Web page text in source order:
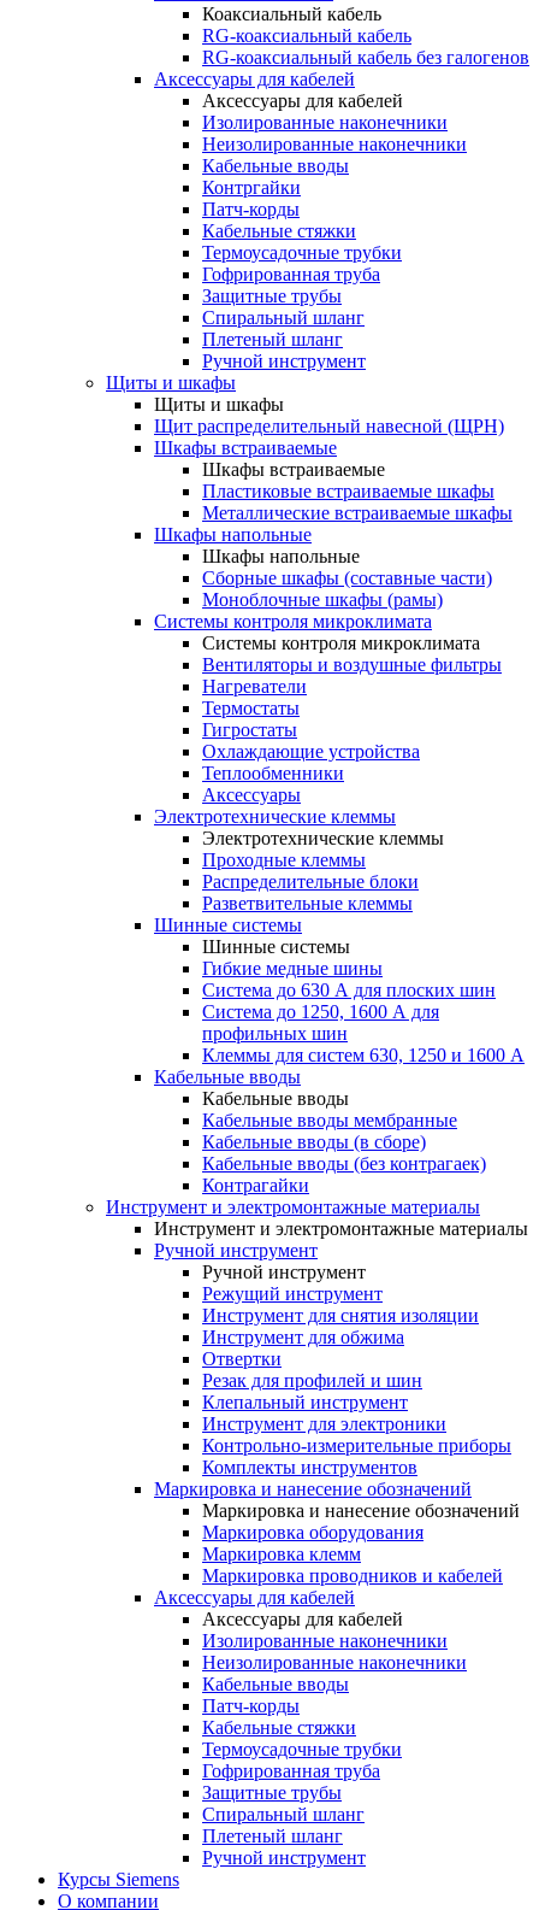
Коаксиальный кабель
RG-коаксиальный кабель
RG-коаксиальный кабель без галогенов
Аксессуары для кабелей
Аксессуары для кабелей
Изолированные наконечники
Неизолированные наконечники
Кабельные вводы
Контргайки
Патч-корды
Кабельные стяжки
Термоусадочные трубки
Гофрированная труба
Защитные трубы
Спиральный шланг
Плетеный шланг
Ручной инструмент
Щиты и шкафы
Щиты и шкафы
Щит распределительный навесной (ЩРН)
Шкафы встраиваемые
Шкафы встраиваемые
Пластиковые встраиваемые шкафы
Металлические встраиваемые шкафы
Шкафы напольные
Шкафы напольные
Сборные шкафы (составные части)
Моноблочные шкафы (рамы)
Системы контроля микроклимата
Системы контроля микроклимата
Вентиляторы и воздушные фильтры
Нагреватели
Термостаты
Гигростаты
Охлаждающие устройства
Теплообменники
Аксессуары
Электротехнические клеммы
Электротехнические клеммы
Проходные клеммы
Распределительные блоки
Разветвительные клеммы
Шинные системы
Шинные системы
Гибкие медные шины
Система до 630 А для плоских шин
Система до 1250, 1600 А для
профильных шин
Клеммы для систем 630, 1250 и 1600 А
Кабельные вводы
Кабельные вводы
Кабельные вводы мембранные
Кабельные вводы (в сборе)
Кабельные вводы (без контрагаек)
Контрагайки
Инструмент и электромонтажные материалы
Инструмент и электромонтажные материалы
Ручной инструмент
Ручной инструмент
Режущий инструмент
Инструмент для снятия изоляции
Инструмент для обжима
Отвертки
Резак для профилей и шин
Клепальный инструмент
Инструмент для электроники
Контрольно-измерительные приборы
Комплекты инструментов
Маркировка и нанесение обозначений
Маркировка и нанесение обозначений
Маркировка оборудования
Маркировка клемм
Маркировка проводников и кабелей
Аксессуары для кабелей
Аксессуары для кабелей
Изолированные наконечники
Неизолированные наконечники
Кабельные вводы
Патч-корды
Кабельные стяжки
Термоусадочные трубки
Гофрированная труба
Защитные трубы
Спиральный шланг
Плетеный шланг
Ручной инструмент
Курсы Siemens
О компании